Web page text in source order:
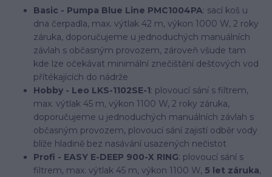
Basic - Pumpa Blue Line PMC1004PA: sací koš u
dna čerpadla, max. výtlak 42 m, výkon 1000 W, 2 roky
záruka, doporučujeme u jednoduchých manuálních
závlah s občasným provozem, zároveň všude tam
kde lze očekávat minimální znečištění dešťových vod
přítékajících do nádrže
Hobby - Leo LKS-1102SE-1: plovoucí sání s filtrem,
max. výtlak 45 m, výkon 1100 W, 2 roky záruka,
doporučujeme u jednoduchých manuálních závlah s
občasným provozem, plovoucí sání zajistí odběr vody
blíže hladině bez nasávání usazených nečistot
Profi - EASY E-DEEP 900-X RING: plovoucí sání s
filtrem, max. výtlak 45 m, výkon 1100 W, 5 let záruka,